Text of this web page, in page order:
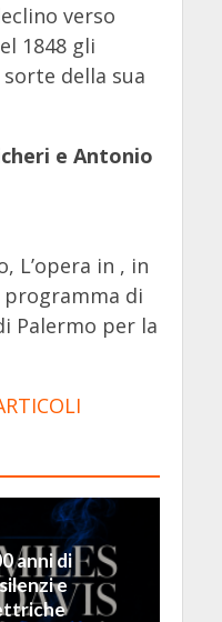
verso
1848 gli
della sua
e Antonio
L’opera in , in
di
Palermo per la
anni di
e